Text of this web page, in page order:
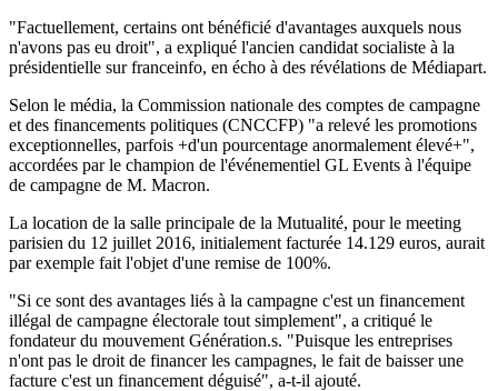
"Factuellement, certains ont bénéficié d'avantages auxquels nous
n'avons pas eu droit", a expliqué l'ancien candidat socialiste à la
présidentielle sur franceinfo, en écho à des révélations de Médiapart.
Selon le média, la Commission nationale des comptes de campagne
et des financements politiques (CNCCFP) "a relevé les promotions
exceptionnelles, parfois +d'un pourcentage anormalement élevé+",
accordées par le champion de l'événementiel GL Events à l'équipe
de campagne de M. Macron.
La location de la salle principale de la Mutualité, pour le meeting
parisien du 12 juillet 2016, initialement facturée 14.129 euros, aurait
par exemple fait l'objet d'une remise de 100%.
"Si ce sont des avantages liés à la campagne c'est un financement
illégal de campagne électorale tout simplement", a critiqué le
fondateur du mouvement Génération.s. "Puisque les entreprises
n'ont pas le droit de financer les campagnes, le fait de baisser une
facture c'est un financement déguisé", a-t-il ajouté.